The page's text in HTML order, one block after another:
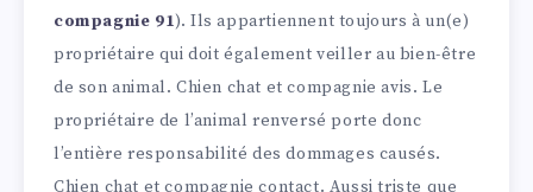
compagnie 91). Ils appartiennent toujours à un(e)
propriétaire qui doit également veiller au bien-être
de son animal. Chien chat et compagnie avis. Le
propriétaire de l’animal renversé porte donc
l’entière responsabilité des dommages causés.
Chien chat et compagnie contact. Aussi triste que